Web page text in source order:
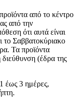
από το κέντρο
από την
ότι αυτά είναι
το Σαββατοκύριακο
Τα προϊόντα
(έδρα της
έως 3 ημέρες,